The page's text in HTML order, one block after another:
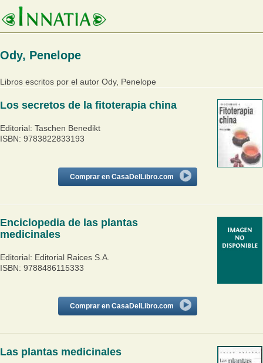
Ody, Penelope
Libros escritos por el autor Ody, Penelope
Los secretos de la fitoterapia china
Editorial: Taschen Benedikt
ISBN: 9783822833193
Comprar en CasaDelLibro.com
Enciclopedia de las plantas
medicinales
Editorial: Editorial Raices S.A.
ISBN: 9788486115333
Comprar en CasaDelLibro.com
Las plantas medicinales